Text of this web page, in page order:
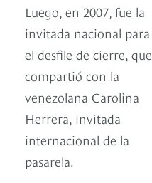
Luego, en 2007, fue la
invitada nacional para
el desfile de cierre, que
compartió con la
venezolana Carolina
Herrera, invitada
internacional de la
pasarela.